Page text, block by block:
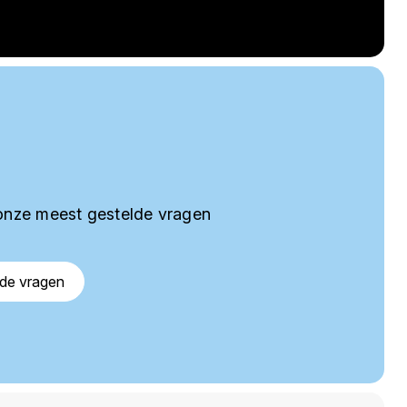
meest gestelde vragen
vragen